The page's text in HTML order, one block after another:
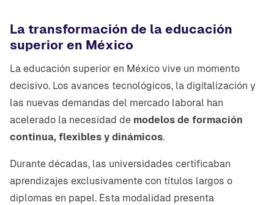
La transformación de la educación
superior en México
La educación superior en México vive un momento
decisivo. Los avances tecnológicos, la digitalización y
las nuevas demandas del mercado laboral han
acelerado la necesidad de modelos de formación
continua, flexibles y dinámicos.
Durante décadas, las universidades certificaban
aprendizajes exclusivamente con títulos largos o
diplomas en papel. Esta modalidad presenta